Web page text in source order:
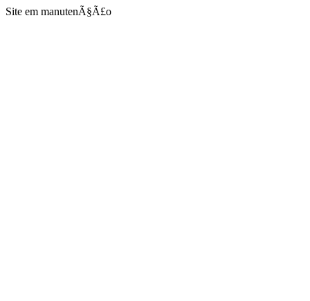
Site em manutenÃ§Ã£o